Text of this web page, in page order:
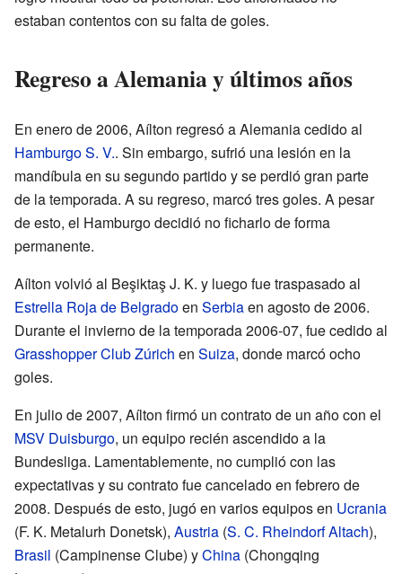
estaban contentos con su falta de goles.
Regreso a Alemania y últimos años
En enero de 2006, Aílton regresó a Alemania cedido al
Hamburgo S. V.. Sin embargo, sufrió una lesión en la
mandíbula en su segundo partido y se perdió gran parte
de la temporada. A su regreso, marcó tres goles. A pesar
de esto, el Hamburgo decidió no ficharlo de forma
permanente.
Aílton volvió al Beşiktaş J. K. y luego fue traspasado al
Estrella Roja de Belgradoen Serbiaen agosto de 2006.
Durante el invierno de la temporada 2006-07, fue cedido al
Grasshopper Club Zúrich en Suiza, donde marcó ocho
goles.
En julio de 2007, Aílton firmó un contrato de un año con el
MSV Duisburgo, un equipo recién ascendido a la
Bundesliga. Lamentablemente, no cumplió con las
expectativas y su contrato fue cancelado en febrero de
2008. Después de esto, jugó en varios equipos en Ucrania
(F. K. Metalurh Donetsk), Austria (S. C. Rheindorf Altach),
Brasil (Campinense Clube) yChina (Chongqing